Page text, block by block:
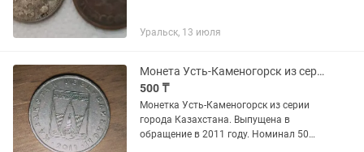
Уральск, 13 июля
Монета Усть-Каменогорск из серии города Казахстана, 50 тенге
500 ₸
Монетка Усть-Каменогорск из серии
города Казахстана. Выпущена в
обращение в 2011 году. Номинал 50